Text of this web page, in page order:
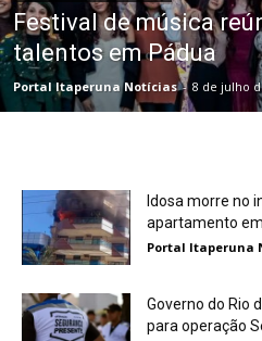
Festival de música
talentos em Pádua
Portal Itaperuna Notícias - 8 de julho
Idosa morre no
apartamento
Portal Itaperuna
Governo do Rio
para operação